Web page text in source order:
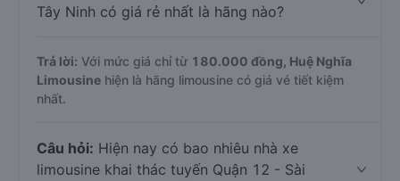
Tây Ninh có giá rẻ nhất là hãng nào?
Trả lời: Với mức giá chỉ từ 180.000 đồng, Huệ Nghĩa
Limousine hiện là hãng limousine có giá vé tiết kiệm
nhất.
Câu hỏi: Hiện nay có bao nhiêu nhà xe
limousine khai thác tuyến Quận 12 - Sài